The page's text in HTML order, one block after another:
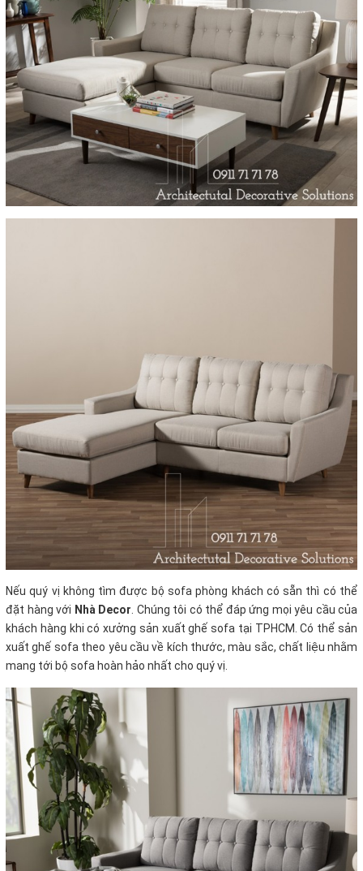
Nếu quý vị không tìm được bộ sofa phòng khách có sẵn thì có thể
đặt hàng với Nhà Decor . Chúng tôi có thể đáp ứng mọi yêu cầu của
khách hàng khi có xưởng sản xuất ghế sofa tại TPHCM. Có thể sản
xuất ghế sofa theo yêu cầu về kích thước, màu sắc, chất liệu nhằm
mang tới bộ sofa hoàn hảo nhất cho quý vị.